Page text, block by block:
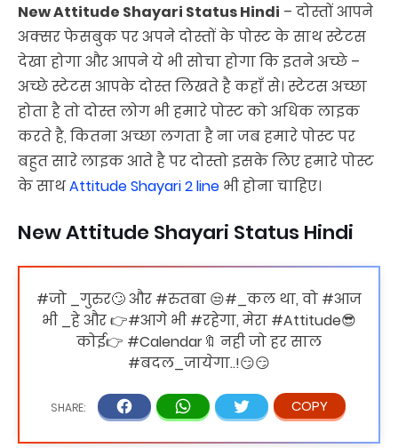
New Attitude Shayari Status Hindi – दोस्तों आपने
अक्सर फेसबुक पर अपने दोस्तों के पोस्ट के साथ स्टेटस
देखा होगा और आपने ये भी सोचा होगा कि इतने अच्छे –
अच्छे स्टेटस आपके दोस्त लिखते है कहाँ से। स्टेटस अच्छा
होता है तो दोस्त लोग भी हमारे पोस्ट को अधिक लाइक
करते है, कितना अच्छा लगता है ना जब हमारे पोस्ट पर
बहुत सारे लाइक आते है पर दोस्तो इसके लिए हमारे पोस्ट
के साथAttitude Shayari 2 line भी होना चाहिए।
New Attitude Shayari Status Hindi
#जो _गुरुर🙄 और #रुतबा 😒#_कल था, वो #आज
भी _हे और 👉#आगे भी #रहेगा, मेरा #Attitude😎
कोई👉 #Calendar🔖 नही जो हर साल
#बदल_जायेगा..!😏😏